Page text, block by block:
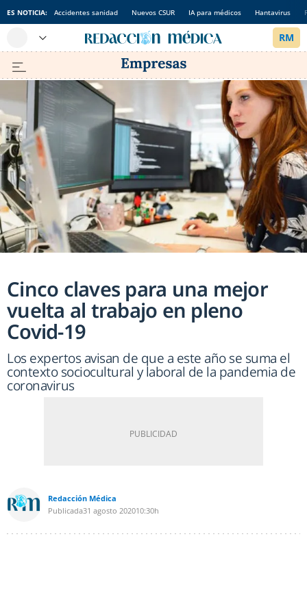
ES NOTICIA: Accidentes sanidad Nuevos CSUR IA para médicos Hantavirus
Cinco claves para una mejor
vuelta al trabajo en pleno
Covid-19
Los expertos avisan de que a este año se suma el
contexto sociocultural y laboral de la pandemia de
coronavirus
Redacción Médica
Publicada31 agosto 202010:30h